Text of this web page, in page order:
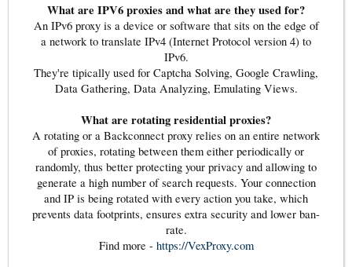
What are IPV6 proxies and what are they used for?
An IPv6 proxy is a device or software that sits on the edge of
a network to translate IPv4 (Internet Protocol version 4) to
IPv6.
They're tipically used for Captcha Solving, Google Crawling,
Data Gathering, Data Analyzing, Emulating Views.
What are rotating residential proxies?
A rotating or a Backconnect proxy relies on an entire network
of proxies, rotating between them either periodically or
randomly, thus better protecting your privacy and allowing to
generate a high number of search requests. Your connection
and IP is being rotated with every action you take, which
prevents data footprints, ensures extra security and lower ban-
rate.
Find more - https://VexProxy.com